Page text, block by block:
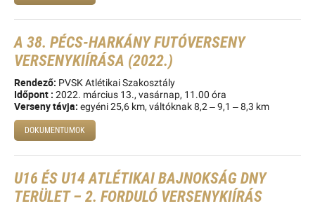
A 38. PÉCS-HARKÁNY FUTÓVERSENY
VERSENYKIÍRÁSA (2022.)
Rendező: PVSK Atlétikai Szakosztály
Időpont : 2022. március 13., vasárnap, 11.00 óra
Verseny távja: egyéni 25,6 km, váltóknak 8,2 – 9,1 – 8,3 km
DOKUMENTUMOK
U16 ÉS U14 ATLÉTIKAI BAJNOKSÁG DNY
TERÜLET – 2. FORDULÓ VERSENYKIÍRÁS